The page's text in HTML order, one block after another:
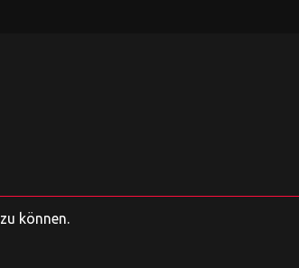
können.